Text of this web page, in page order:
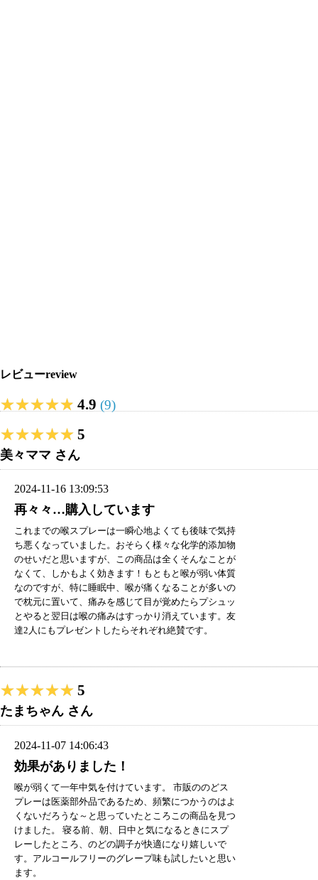
レビューreview
★★★★★
★★★★★ 4.9 (9)
★★★★★
★★★★★ 5
美々ママ さん
2024-11-16 13:09:53
再々々…購入しています
これまでの喉スプレーは一瞬心地よくても後味で気持
ち悪くなっていました。おそらく様々な化学的添加物
のせいだと思いますが、この商品は全くそんなことが
なくて、しかもよく効きます！もともと喉が弱い体質
なのですが、特に睡眠中、喉が痛くなることが多いの
で枕元に置いて、痛みを感じて目が覚めたらプシュッ
とやると翌日は喉の痛みはすっかり消えています。友
達2人にもプレゼントしたらそれぞれ絶賛です。
★★★★★
★★★★★ 5
たまちゃん さん
2024-11-07 14:06:43
効果がありました！
喉が弱くて一年中気を付けています。 市販ののどス
プレーは医薬部外品であるため、頻繁につかうのはよ
くないだろうな～と思っていたところこの商品を見つ
けました。 寝る前、朝、日中と気になるときにスプ
レーしたところ、のどの調子が快適になり嬉しいで
す。アルコールフリーのグレープ味も試したいと思い
ます。